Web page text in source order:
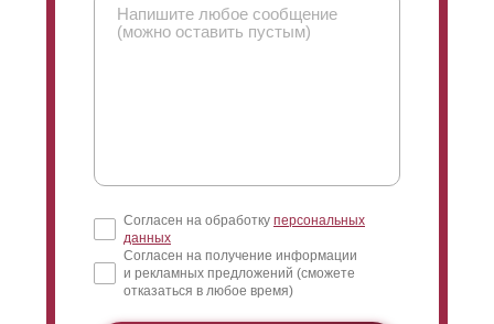
Согласен на обработку персональных
данных
Согласен на получение информации
и рекламных предложений (сможете
отказаться в любое время)